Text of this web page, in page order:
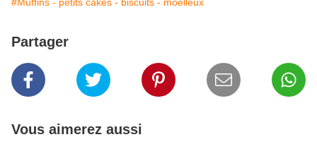
Partager
Vous aimerez aussi